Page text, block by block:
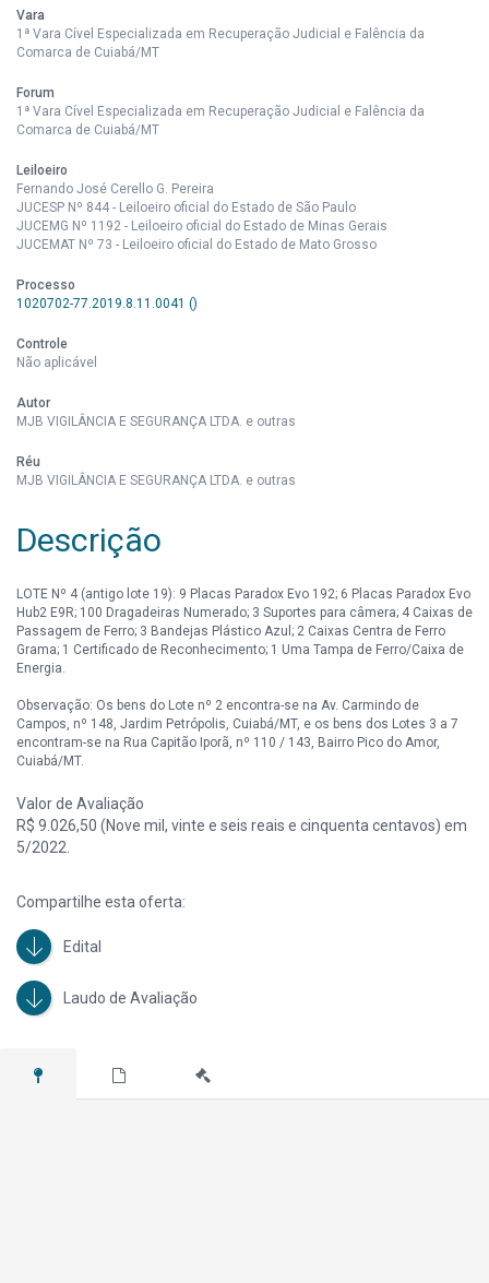
Vara
1ª Vara Cível Especializada em Recuperação Judicial e Falência da
Comarca de Cuiabá/MT
Forum
1ª Vara Cível Especializada em Recuperação Judicial e Falência da
Comarca de Cuiabá/MT
Leiloeiro
Fernando José Cerello G. Pereira
JUCESP Nº 844 - Leiloeiro oficial do Estado de São Paulo
JUCEMG Nº 1192 - Leiloeiro oficial do Estado de Minas Gerais
JUCEMAT Nº 73 - Leiloeiro oficial do Estado de Mato Grosso
Processo
1020702-77.2019.8.11.0041 ()
Controle
Não aplicável
Autor
MJB VIGILÂNCIA E SEGURANÇA LTDA. e outras
Réu
MJB VIGILÂNCIA E SEGURANÇA LTDA. e outras
Descrição
LOTE Nº 4 (antigo lote 19): 9 Placas Paradox Evo 192; 6 Placas Paradox Evo
Hub2 E9R; 100 Dragadeiras Numerado; 3 Suportes para câmera; 4 Caixas de
Passagem de Ferro; 3 Bandejas Plástico Azul; 2 Caixas Centra de Ferro
Grama; 1 Certificado de Reconhecimento; 1 Uma Tampa de Ferro/Caixa de
Energia.
Observação: Os bens do Lote nº 2 encontra-se na Av. Carmindo de
Campos, nº 148, Jardim Petrópolis, Cuiabá/MT, e os bens dos Lotes 3 a 7
encontram-se na Rua Capitão Iporã, nº 110 / 143, Bairro Pico do Amor,
Cuiabá/MT.
Valor de Avaliação
R$ 9.026,50 (Nove mil, vinte e seis reais e cinquenta centavos) em
5/2022.
Compartilhe esta oferta:
Edital
Laudo de Avaliação